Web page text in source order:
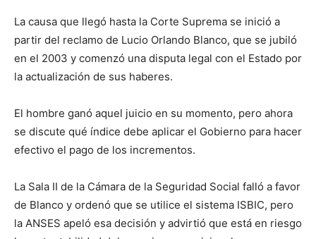
La causa que llegó hasta la Corte Suprema se inició a
partir del reclamo de Lucio Orlando Blanco, que se jubiló
en el 2003 y comenzó una disputa legal con el Estado por
la actualización de sus haberes.
El hombre ganó aquel juicio en su momento, pero ahora
se discute qué índice debe aplicar el Gobierno para hacer
efectivo el pago de los incrementos.
La Sala II de la Cámara de la Seguridad Social falló a favor
de Blanco y ordenó que se utilice el sistema ISBIC, pero
la ANSES apeló esa decisión y advirtió que está en riesgo